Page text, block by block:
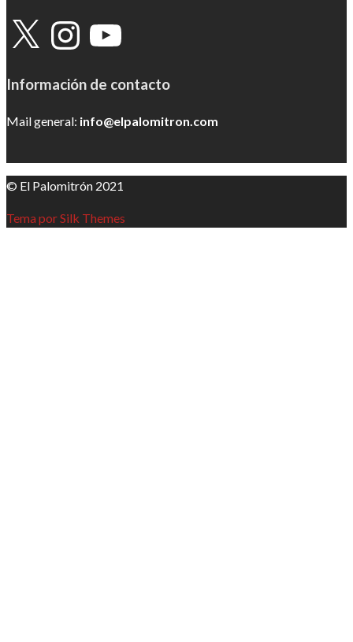
X InstagramYouTube
Información de contacto
Mail general: info@elpalomitron.com
© El Palomitrón 2021
Tema por Silk Themes